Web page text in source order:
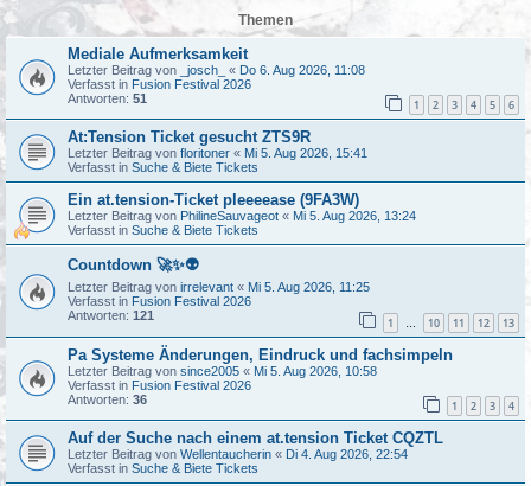
Themen
Mediale Aufmerksamkeit
Letzter Beitrag von _josch_ « Do 6. Aug 2026, 11:08
Verfasst in Fusion Festival 2026
Antworten: 51 1 2 3 4 5 6
At:Tension Ticket gesucht ZTS9R
Letzter Beitrag von floritoner « Mi 5. Aug 2026, 15:41
Verfasst in Suche & Biete Tickets
Ein at.tension-Ticket pleeeease (9FA3W)
Letzter Beitrag von PhilineSauvageot « Mi 5. Aug 2026, 13:24
Verfasst in Suche & Biete Tickets
Countdown 🚀✨👽
Letzter Beitrag von irrelevant « Mi 5. Aug 2026, 11:25
Verfasst in Fusion Festival 2026
Antworten: 121 1 … 10 11 12 13
Pa Systeme Änderungen, Eindruck und fachsimpeln
Letzter Beitrag von since2005 « Mi 5. Aug 2026, 10:58
Verfasst in Fusion Festival 2026
Antworten: 36 1 2 3 4
Auf der Suche nach einem at.tension Ticket CQZTL
Letzter Beitrag von Wellentaucherin « Di 4. Aug 2026, 22:54
Verfasst in Suche & Biete Tickets